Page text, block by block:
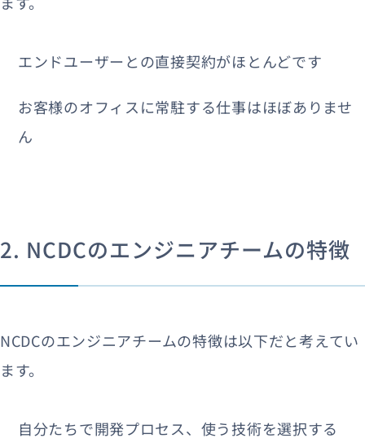
エンドユーザーとの直接契約がほとんどです
お客様のオフィスに常駐する仕事はほぼありませ
ん
2. NCDCのエンジニアチームの特徴
NCDCのエンジニアチームの特徴は以下だと考えてい
ます。
自分たちで開発プロセス、使う技術を選択する